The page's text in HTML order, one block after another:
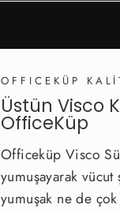
OFFICEKÜP
Üstün Visco
OfficeKüp
Officeküp Visco
yumuşayarak
yumuşak ne de